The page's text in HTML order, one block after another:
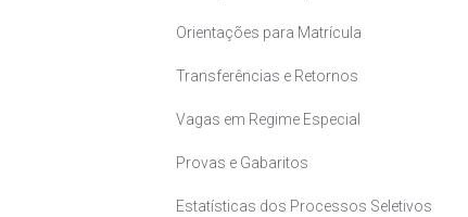
Orientações para Matrícula
Transferências e Retornos
Vagas em Regime Especial
Provas e Gabaritos
Estatísticas dos Processos Seletivos